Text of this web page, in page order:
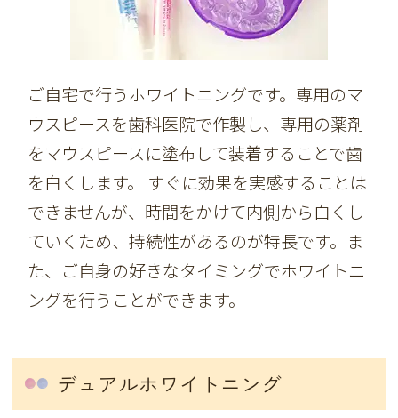
ご自宅で行うホワイトニングです。専用のマ
ウスピースを歯科医院で作製し、専用の薬剤
をマウスピースに塗布して装着することで歯
を白くします。 すぐに効果を実感することは
できませんが、時間をかけて内側から白くし
ていくため、持続性があるのが特長です。ま
た、ご自身の好きなタイミングでホワイトニ
ングを行うことができます。
デュアルホワイトニング